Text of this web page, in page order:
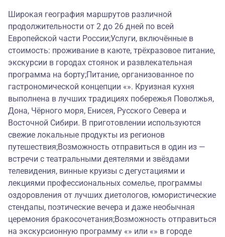
Широкая география маршрутов различной
продолжительности от 2 до 26 дней по всей
Европейской части России;Услуги, включённые в
стоимость: проживание в каюте, трёхразовое питание,
экскурсии в городах стоянок и развлекательная
программа на борту;Питание, организованное по
гастрономической концепции «». Круизная кухня
выполнена в лучших традициях побережья Поволжья,
Дона, Чёрного моря, Енисея, Русского Севера и
Восточной Сибири. В приготовлении используются
свежие локальные продукты из регионов
путешествия;Возможность отправиться в один из —
встречи с театральными деятелями и звёздами
телевидения, винные круизы с дегустациями и
лекциями профессиональных сомелье, программы
оздоровления от лучших диетологов, юмористические
стендапы, поэтические вечера и даже необычная
церемония бракосочетания;Возможность отправиться
на экскурсионную программу «» или «» в городе